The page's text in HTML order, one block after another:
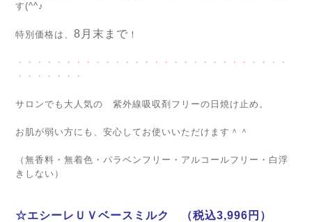
す(^^♪
特別価格は、 8月末まで ！
・・・・・・・・・・・・・・・・・・・・・・・・・・・・
・・・・・・・
サロンでも大人気の 紫外線吸収剤フリーの日焼け止め。
お肌が弱い方にも、安心してお使いいただけます＾＾
（無香料・無着色・パラベンフリー・アルコールフリー・白浮
きしない）
☆エシーレＵＶベースミルク （税込3,996円）